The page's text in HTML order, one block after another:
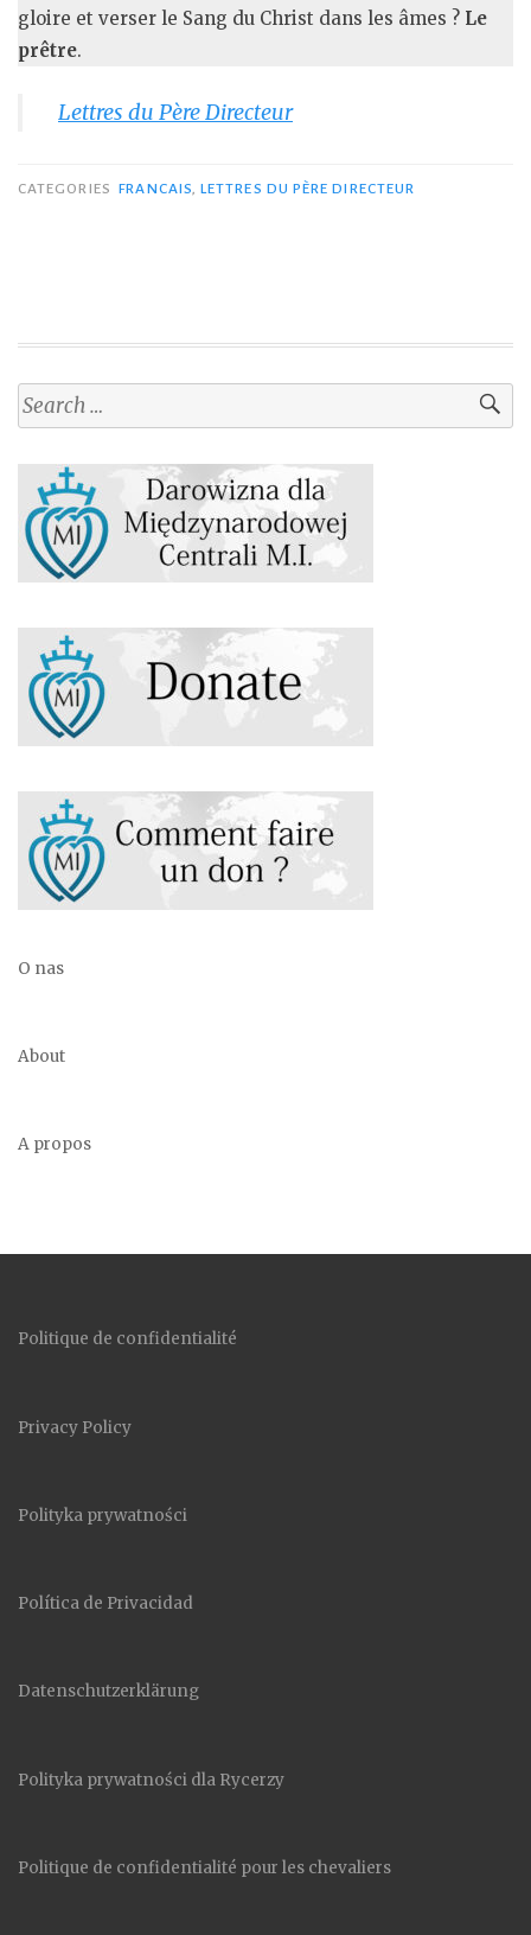
gloire et verser le Sang du Christ dans les âmes ? Le
prêtre.
Lettres du Père Directeur
CATEGORIES FRANCAIS ,LETTRES DU PÈRE DIRECTEUR
Search
for:
O nas
About
A propos
Politique de confidentialité
Privacy Policy
Polityka prywatności
Política de Privacidad
Datenschutzerklärung
Polityka prywatności dla Rycerzy
Politique de confidentialité pour les chevaliers